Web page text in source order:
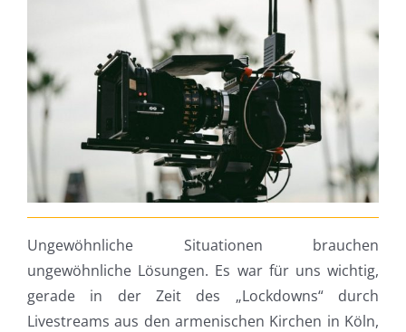
Ungewöhnliche Situationen brauchen
ungewöhnliche Lösungen. Es war für uns wichtig,
gerade in der Zeit des „Lockdowns“ durch
Livestreams aus den armenischen Kirchen in Köln,